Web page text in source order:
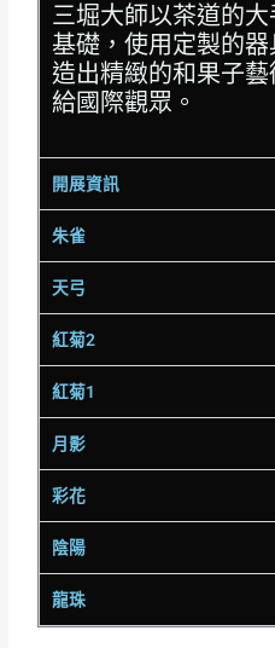
三堀大師以茶道的
基礎，使用定製的
造出精緻的和果子
給國際觀眾。
開展資訊
朱雀
天弓
紅菊2
紅菊1
月影
彩花
陰陽
龍珠